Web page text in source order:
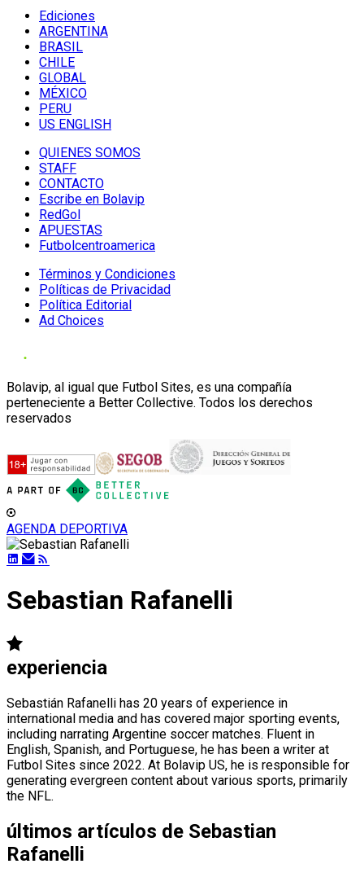
Ediciones
ARGENTINA
BRASIL
CHILE
GLOBAL
MÉXICO
PERU
US ENGLISH
QUIENES SOMOS
STAFF
CONTACTO
Escribe en Bolavip
RedGol
APUESTAS
Futbolcentroamerica
Términos y Condiciones
Políticas de Privacidad
Política Editorial
Ad Choices
Bolavip, al igual que Futbol Sites, es una compañía
perteneciente a Better Collective. Todos los derechos
reservados
AGENDA DEPORTIVA
Sebastian Rafanelli
experiencia
Sebastián Rafanelli has 20 years of experience in
international media and has covered major sporting events,
including narrating Argentine soccer matches. Fluent in
English, Spanish, and Portuguese, he has been a writer at
Futbol Sites since 2022. At Bolavip US, he is responsible for
generating evergreen content about various sports, primarily
the NFL.
últimos artículos de Sebastian
Rafanelli